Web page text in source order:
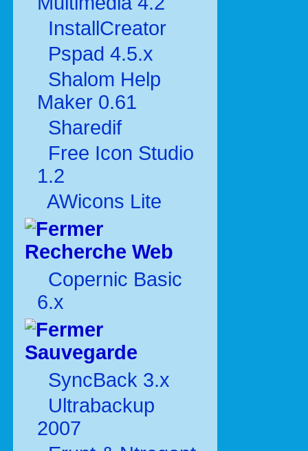
InstallCreator
Pspad 4.5.x
Shalom Help
Maker 0.61
Sharedif
Free Icon Studio
1.2
AWicons Lite
Recherche Web
Copernic Basic
6.x
Sauvegarde
SyncBack 3.x
Ultrabackup
2007